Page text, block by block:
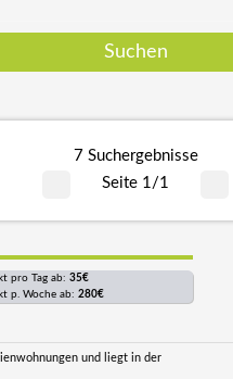
7 Suchergebnisse
Seite 1/1
pro Tag ab: 35€
p. Woche ab: 280€
und liegt in der